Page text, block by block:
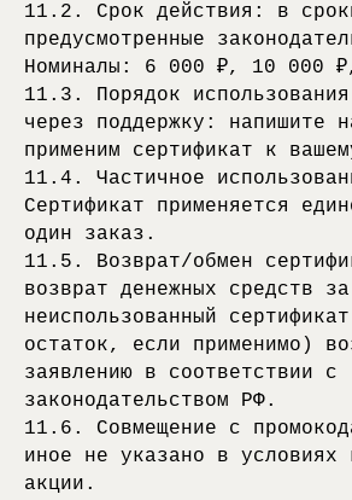
11.2. Срок действия: в
предусмотренные
Номиналы: 6 000 ₽, 10 000
11.3. Порядок
через поддержку: напишите
применим сертификат к
11.4. Частичное
Сертификат применяется
один заказ.
11.5. Возврат/обмен
возврат денежных средств за
неиспользованный
остаток, если применимо)
заявлению в соответствии с
законодательством РФ.
11.6. Совмещение с
иное не указано в условиях
акции.
*ДЕЯТЕЛЬНОСТЬ ОРГАНИЗАЦИИ МЕТА
ПРИЗНАНА ЭКСТРЕМИСТКОЙ НА
СОГЛАСИЕ
ДОГОВОР ОФЕРТА
ПОЛИТИКА
TSUNA’ME
© 2025 ВСЕ ПРАВА
ТЕЛЕФОН ПОДДЕРЖКИ
+7 9939640859
(8:00-00:00 МСК)